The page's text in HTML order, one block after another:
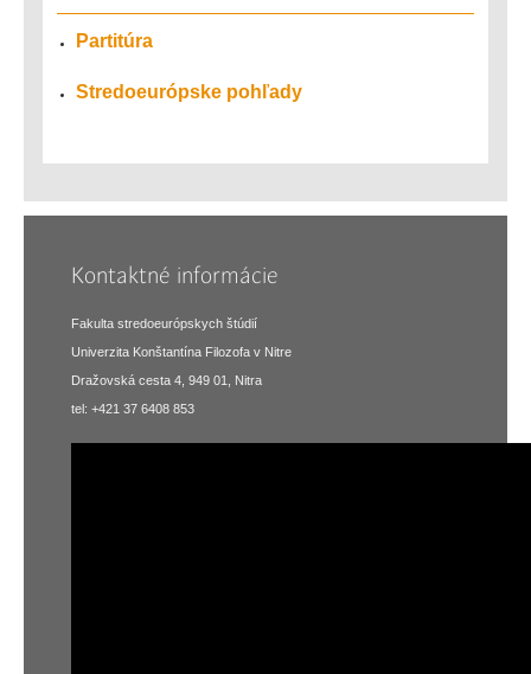
Partitúra
Stredoeurópske pohľady
Kontaktné informácie
Fakulta stredoeurópskych štúdií
Univerzita Konštantína Filozofa v Nitre
Dražovská cesta 4, 949 01, Nitra
tel: +421 37 6408 853